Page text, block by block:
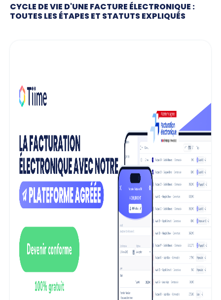
CYCLE DE VIE D'UNE FACTURE ÉLECTRONIQUE :
TOUTES LES ÉTAPES ET STATUTS EXPLIQUÉS